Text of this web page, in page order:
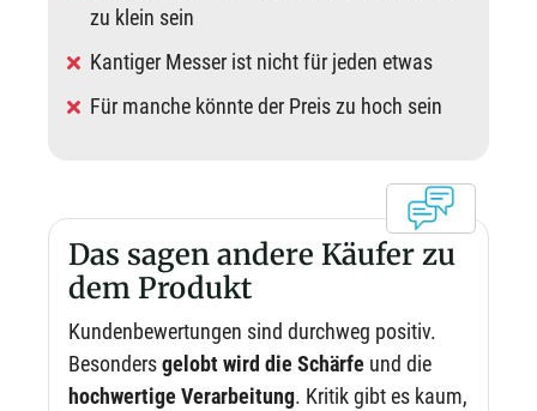
zu klein sein
Kantiger Messer ist nicht für jeden etwas
Für manche könnte der Preis zu hoch sein
Das sagen andere Käufer zu
dem Produkt
Kundenbewertungen sind durchweg positiv.
Besondersgelobt wird die Schärfe und die
hochwertige Verarbeitung. Kritik gibt es kaum,